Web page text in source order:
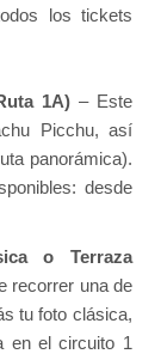
los tickets
1A)– Este
Picchu, así
panorámica).
desde
o Terraza
recorrer una de
tu foto clásica,
en el circuito 1